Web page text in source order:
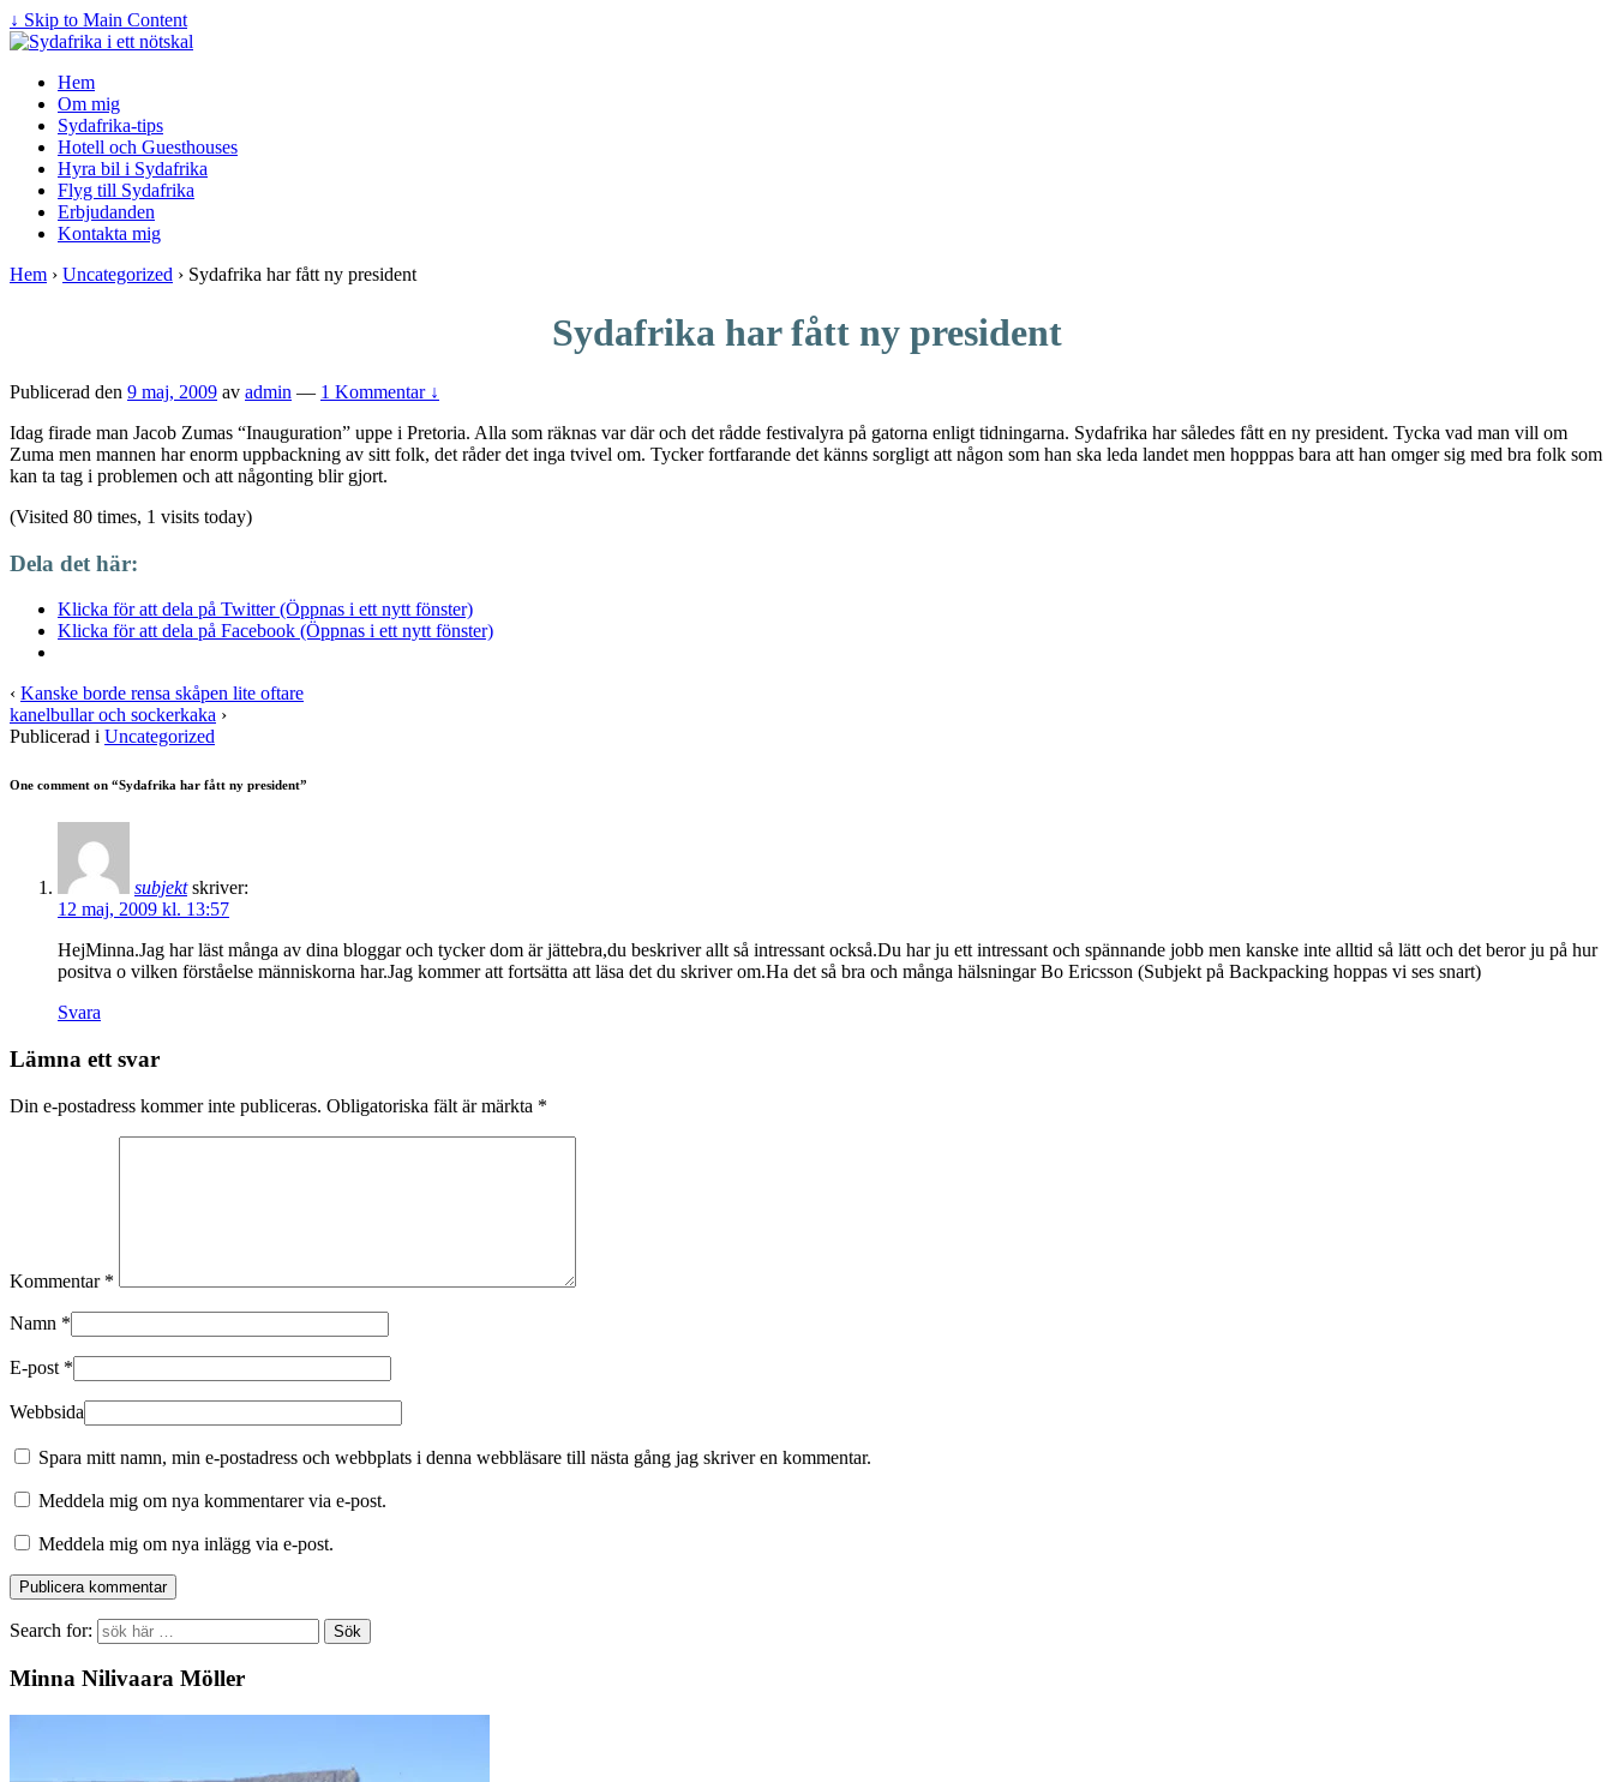
↓ Skip to Main Content
Hem
Om mig
Sydafrika-tips
Hotell och Guesthouses
Hyra bil i Sydafrika
Flyg till Sydafrika
Erbjudanden
Kontakta mig
Hem › Uncategorized › Sydafrika har fått ny president
Sydafrika har fått ny president
Publicerad den 9 maj, 2009 av admin — 1 Kommentar ↓
Idag firade man Jacob Zumas “Inauguration” uppe i Pretoria. Alla som räknas var där och det rådde festivalyra på gatorna enligt tidningarna. Sydafrika har således fått en ny president. Tycka vad man vill om
Zuma men mannen har enorm uppbackning av sitt folk, det råder det inga tvivel om. Tycker fortfarande det känns sorgligt att någon som han ska leda landet men hopppas bara att han omger sig med bra folk som
kan ta tag i problemen och att någonting blir gjort.
(Visited 80 times, 1 visits today)
Dela det här:
Klicka för att dela på Twitter (Öppnas i ett nytt fönster)
Klicka för att dela på Facebook (Öppnas i ett nytt fönster)
‹ Kanske borde rensa skåpen lite oftare
kanelbullar och sockerkaka ›
Publicerad i Uncategorized
One comment on “Sydafrika har fått ny president”
subjekt skriver:
12 maj, 2009 kl. 13:57
HejMinna.Jag har läst många av dina bloggar och tycker dom är jättebra,du beskriver allt så intressant också.Du har ju ett intressant och spännande jobb men kanske inte alltid så lätt och det beror ju på hur
positva o vilken förståelse människorna har.Jag kommer att fortsätta att läsa det du skriver om.Ha det så bra och många hälsningar Bo Ericsson (Subjekt på Backpacking hoppas vi ses snart)
Svara
Lämna ett svar
Din e-postadress kommer inte publiceras. Obligatoriska fält är märkta *
Kommentar *
Namn *
E-post *
Webbsida
Spara mitt namn, min e-postadress och webbplats i denna webbläsare till nästa gång jag skriver en kommentar.
Meddela mig om nya kommentarer via e-post.
Meddela mig om nya inlägg via e-post.
Search for:
Minna Nilivaara Möller